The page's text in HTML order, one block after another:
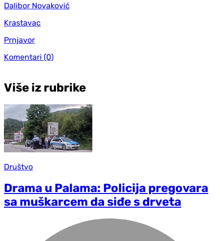
Dalibor Novaković
Krastavac
Prnjavor
Komentari (0)
Više iz rubrike
Društvo
Drama u Palama: Policija pregovara
sa muškarcem da siđe s drveta